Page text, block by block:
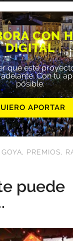
CON
DIGITAL
que este
Con tu
posible.
APORTAR
GOYA, PREMIOS,
puede